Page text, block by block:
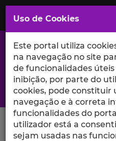
Saltar
para
Conteúdo
Principal
A excelência da
Search Button
Uso de Cookies
Este portal utiliza
na navegação no site
de funcionalidades úteis
inibição, por parte do
cookies, pode constituir
navegação e à correta
funcionalidades do
utilizador está a
sejam usadas nas